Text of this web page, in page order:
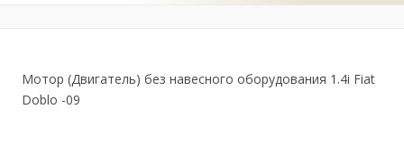
Мотор (Двигатель) без навесного оборудования 1.4i Fiat
Doblo -09